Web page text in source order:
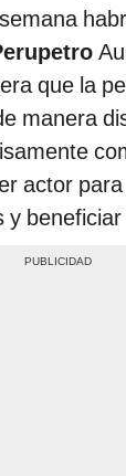
que la
manera
actor